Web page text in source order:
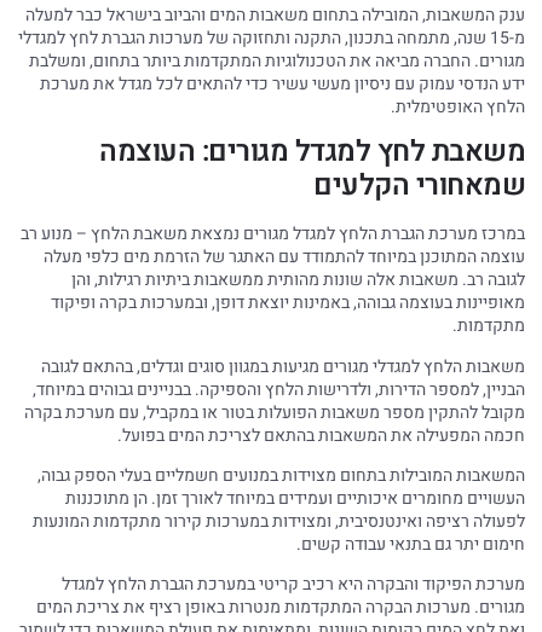
ענק המשאבות, המובילה בתחום משאבות המים והביוב בישראל כבר למעלה
מ-15 שנה, מתמחה בתכנון, התקנה ותחזוקה של מערכות הגברת לחץ למגדלי
מגורים. החברה מביאה את הטכנולוגיות המתקדמות ביותר בתחום, ומשלבת
ידע הנדסי עמוק עם ניסיון מעשי עשיר כדי להתאים לכל מגדל את מערכת
הלחץ האופטימלית.
משאבת לחץ למגדל מגורים: העוצמה
שמאחורי הקלעים
במרכז מערכת הגברת הלחץ למגדל מגורים נמצאת משאבת הלחץ – מנוע רב
עוצמה המתוכנן במיוחד להתמודד עם האתגר של הזרמת מים כלפי מעלה
לגובה רב. משאבות אלה שונות מהותית ממשאבות ביתיות רגילות, והן
מאופיינות בעוצמה גבוהה, באמינות יוצאת דופן, ובמערכות בקרה ופיקוד
מתקדמות.
משאבות הלחץ למגדלי מגורים מגיעות במגוון סוגים וגדלים, בהתאם לגובה
הבניין, למספר הדירות, ולדרישות הלחץ והספיקה. בבניינים גבוהים במיוחד,
מקובל להתקין מספר משאבות הפועלות בטור או במקביל, עם מערכת בקרה
חכמה המפעילה את המשאבות בהתאם לצריכת המים בפועל.
המשאבות המובילות בתחום מצוידות במנועים חשמליים בעלי הספק גבוה,
העשויים מחומרים איכותיים ועמידים במיוחד לאורך זמן. הן מתוכננות
לפעולה רציפה ואינטנסיבית, ומצוידות במערכות קירור מתקדמות המונעות
חימום יתר גם בתנאי עבודה קשים.
מערכת הפיקוד והבקרה היא רכיב קריטי במערכת הגברת הלחץ למגדל
מגורים. מערכות הבקרה המתקדמות מנטרות באופן רציף את צריכת המים